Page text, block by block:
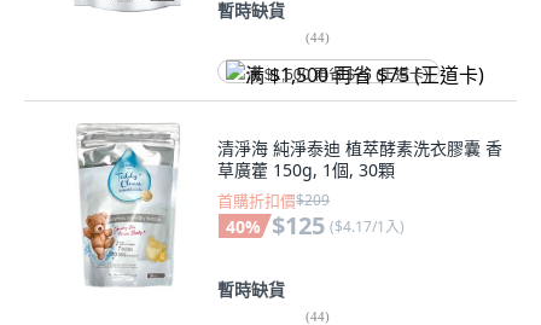
暫時缺貨
(44)
满 $1,500 再省 $75 (王道卡)
清淨海 純淨泰迪 植萃酵素洗衣膠囊 香
草廣藿 150g, 1個, 30顆
首購折扣價$209
40% $125 ($4.17/1入)
暫時缺貨
(44)